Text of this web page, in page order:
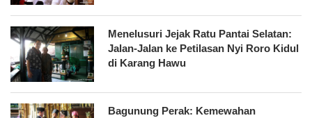
Menelusuri Jejak Ratu Pantai Selatan:
Jalan-Jalan ke Petilasan Nyi Roro Kidul
di Karang Hawu
Bagunung Perak: Kemewahan